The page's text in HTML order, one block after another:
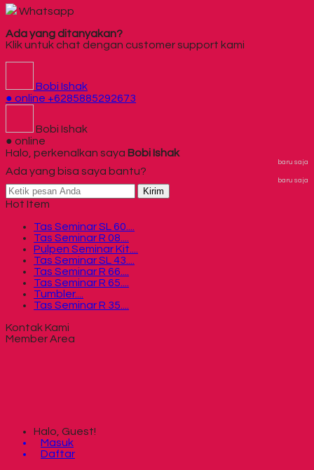
Whatsapp
Ada yang ditanyakan?
Klik untuk chat dengan customer support kami
Bobi Ishak
● online +6285885292673
Bobi Ishak
● online
Halo, perkenalkan saya Bobi Ishak
baru saja
Ada yang bisa saya bantu?
baru saja
Kirim
Hot Item
Tas Seminar SL 60....
Tas Seminar R 08....
Pulpen Seminar Kit....
Tas Seminar SL 43....
Tas Seminar R 66....
Tas Seminar R 65....
Tumbler....
Tas Seminar R 35....
Kontak Kami
Member Area
Halo, Guest!
Masuk
Daftar